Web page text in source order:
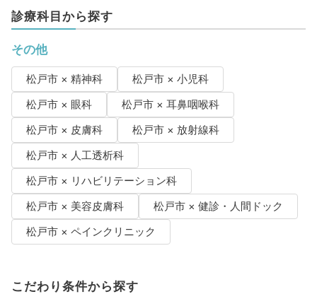
診療科目から探す
その他
松戸市 × 精神科
松戸市 × 小児科
松戸市 × 眼科
松戸市 × 耳鼻咽喉科
松戸市 × 皮膚科
松戸市 × 放射線科
松戸市 × 人工透析科
松戸市 × リハビリテーション科
松戸市 × 美容皮膚科
松戸市 × 健診・人間ドック
松戸市 × ペインクリニック
こだわり条件から探す